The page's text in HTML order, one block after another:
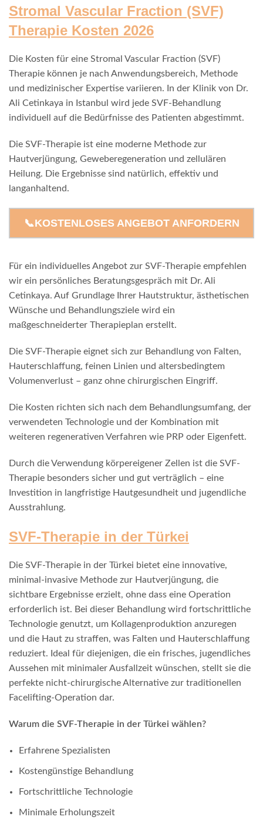
Stromal Vascular Fraction (SVF)
Therapie Kosten 2026
Die Kosten für eine Stromal Vascular Fraction (SVF)
Therapie können je nach Anwendungsbereich, Methode
und medizinischer Expertise variieren. In der Klinik von Dr.
Ali Cetinkaya in Istanbul wird jede SVF-Behandlung
individuell auf die Bedürfnisse des Patienten abgestimmt.
Die SVF-Therapie ist eine moderne Methode zur
Hautverjüngung, Geweberegeneration und zellulären
Heilung. Die Ergebnisse sind natürlich, effektiv und
langanhaltend.
📞KOSTENLOSES ANGEBOT ANFORDERN
Für ein individuelles Angebot zur SVF-Therapie empfehlen
wir ein persönliches Beratungsgespräch mit Dr. Ali
Cetinkaya. Auf Grundlage Ihrer Hautstruktur, ästhetischen
Wünsche und Behandlungsziele wird ein
maßgeschneiderter Therapieplan erstellt.
Die SVF-Therapie eignet sich zur Behandlung von Falten,
Hauterschlaffung, feinen Linien und altersbedingtem
Volumenverlust – ganz ohne chirurgischen Eingriff.
Die Kosten richten sich nach dem Behandlungsumfang, der
verwendeten Technologie und der Kombination mit
weiteren regenerativen Verfahren wie PRP oder Eigenfett.
Durch die Verwendung körpereigener Zellen ist die SVF-
Therapie besonders sicher und gut verträglich – eine
Investition in langfristige Hautgesundheit und jugendliche
Ausstrahlung.
SVF-Therapie in der Türkei
Die SVF-Therapie in der Türkei bietet eine innovative,
minimal-invasive Methode zur Hautverjüngung, die
sichtbare Ergebnisse erzielt, ohne dass eine Operation
erforderlich ist. Bei dieser Behandlung wird fortschrittliche
Technologie genutzt, um Kollagenproduktion anzuregen
und die Haut zu straffen, was Falten und Hauterschlaffung
reduziert. Ideal für diejenigen, die ein frisches, jugendliches
Aussehen mit minimaler Ausfallzeit wünschen, stellt sie die
perfekte nicht-chirurgische Alternative zur traditionellen
Facelifting-Operation dar.
Warum die SVF-Therapie in der Türkei wählen?
Erfahrene Spezialisten
Kostengünstige Behandlung
Fortschrittliche Technologie
Minimale Erholungszeit